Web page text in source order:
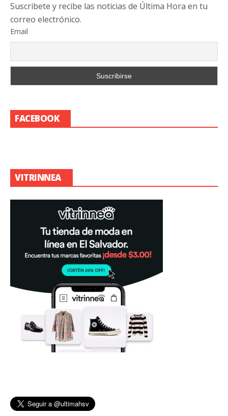
Suscribete y recibe las noticias de Última Hora en tu
correo electrónico.
Email
FACEBOOK
VITRINNEA